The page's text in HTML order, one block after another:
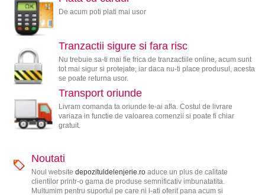
De acum poti plati mai usor
Tranzactii sigure si fara risc
Nu trebuie sa-ti mai fie frica de tranzactiile online, acum sunt
tot mai sigur si protejate, iar daca nu-ti place produsul, acesta
se poate returna usor.
Transport oriunde
Livram comanda ta oriunde te-ai afla. Costul de livrare
variaza in functie de valoarea comenzii si poate fi chiar
gratuit.
Noutati
Noul website depozituldelenjerie.roaduce un plus de calitate
clientilor printr-o gama de produse semnificativ imbunatatita.
Multumim pentru suportul pe care ni l-ati oferit pana acum si